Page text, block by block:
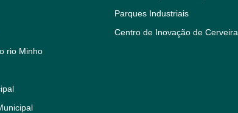
rio Minho
Parques Industriais
Centro de Inovação de Cerveira